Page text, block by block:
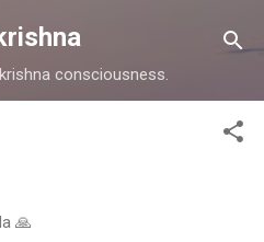
content
consciousness.
🙏